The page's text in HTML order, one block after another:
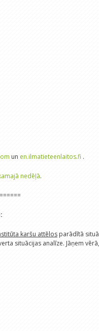
un en.ilmatieteenlaitos.fi .
nedēļā.
karšu attēlosparādītā
situācijas analīze. Jāņem